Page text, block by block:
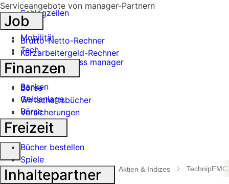
Schlagzeilen
Mobilität
Tech
Harvard Business manager
Handel
Banken
Geldanlage
Börse
Industrie
Suche
öffnen
manager magazin Börse Aktien & Indizes
Serviceangebote von manager-Partnern
Job
Brutto-Netto-Rechner
Kurzarbeitergeld-Rechner
Finanzen
Börse
Wirtschaftsbücher
Versicherungen
Freizeit
Bücher bestellen
Spiele
Inhaltepartner